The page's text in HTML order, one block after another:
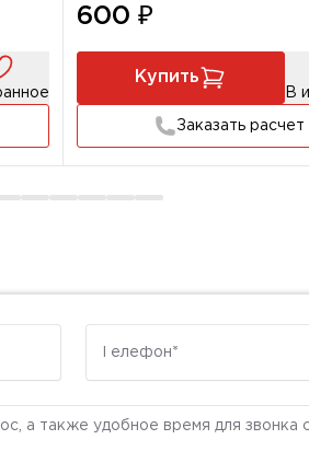
600 ₽
Купить
В
Заказать расчет